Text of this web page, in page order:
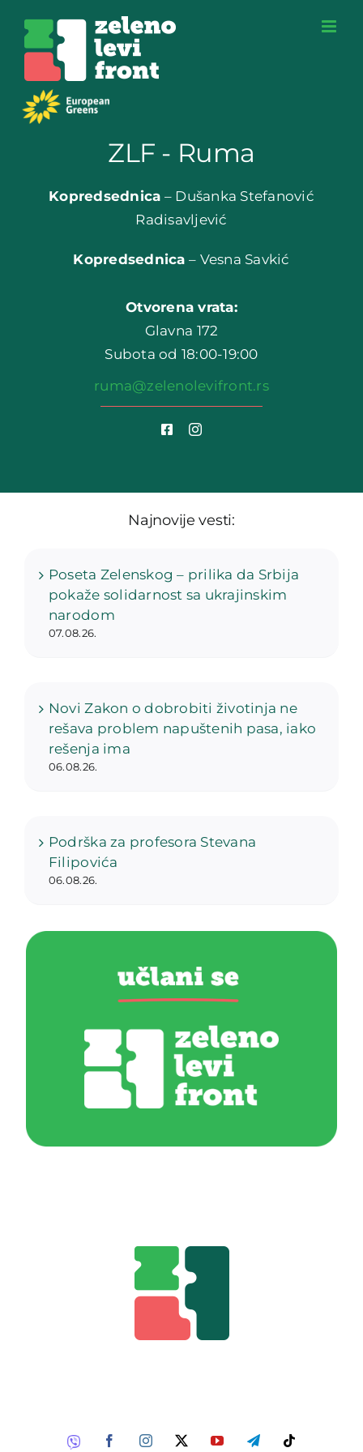
content
ZLF - Ruma
Kopredsednica – Dušanka Stefanović
Radisavljević
Kopredsednica – Vesna Savkić
Otvorena vrata:
Glavna 172
Subota od 18:00-19:00
ruma@zelenolevifront.rs
Najnovije vesti:
Poseta Zelenskog – prilika da Srbija
pokaže solidarnost sa ukrajinskim
narodom
07.08.26.
Novi Zakon o dobrobiti životinja ne
rešava problem napuštenih pasa, iako
rešenja ima
06.08.26.
Podrška za profesora Stevana
Filipovića
06.08.26.